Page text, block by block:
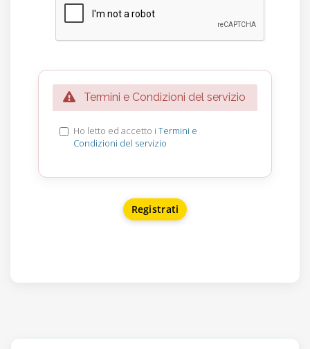
Termini e Condizioni del servizio
Ho letto ed accetto i Termini e
Condizioni del servizio